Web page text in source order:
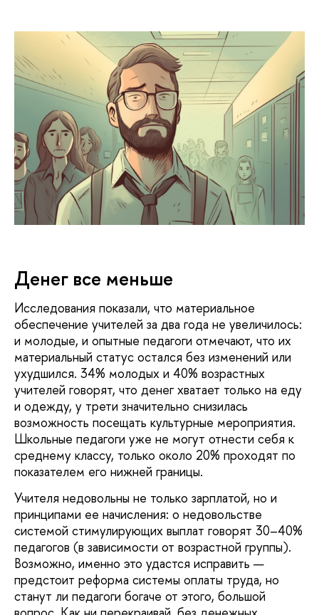
Денег все меньше
Исследования показали, что материальное
обеспечение учителей за два года не увеличилось:
и молодые, и опытные педагоги отмечают, что их
материальный статус остался без изменений или
ухудшился. 34% молодых и 40% возрастных
учителей говорят, что денег хватает только на еду
и одежду, у трети значительно снизилась
возможность посещать культурные мероприятия.
Школьные педагоги уже не могут отнести себя к
среднему классу, только около 20% проходят по
показателем его нижней границы.
Учителя недовольны не только зарплатой, но и
принципами ее начисления: о недовольстве
системой стимулирующих выплат говорят 30–40%
педагогов (в зависимости от возрастной группы).
Возможно, именно это удастся исправить —
предстоит реформа системы оплаты труда, но
станут ли педагоги богаче от этого, большой